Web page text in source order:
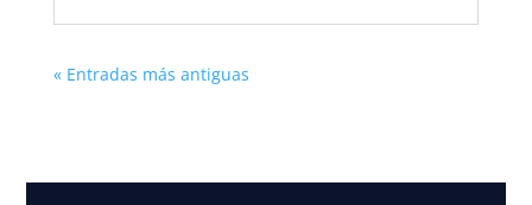
« Entradas más antiguas